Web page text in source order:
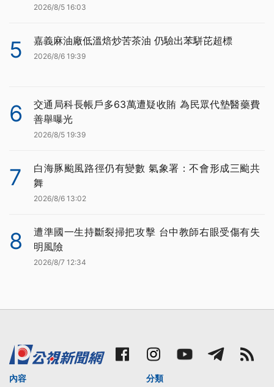
2026/8/5 16:03
5 嘉義麻油廠低溫焙炒苦茶油 仍驗出苯駢芘超標
2026/8/6 19:39
6
交通局科長帳戶多63萬遭疑收賄 為民眾代墊醫藥費
善舉曝光
2026/8/5 19:39
7
白海豚颱風路徑仍有變數 氣象署：不會形成三颱共
舞
2026/8/6 13:02
8
遭準國一生持斷裂掃把攻擊 台中教師右眼受傷有失
明風險
2026/8/7 12:34
內容
分類